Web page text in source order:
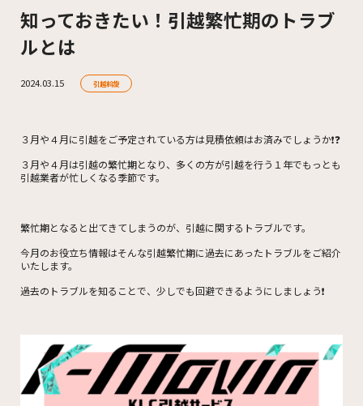
知っておきたい！引越繁忙期のトラブ
ルとは
2024.03.15 引越斡旋
３月や４月に引越をご予定されている方は見積依頼はお済みでしょうか❗❓
３月や４月は引越の繁忙期となり、多くの方が引越を行う１年でもっとも
引越業者が忙しくなる季節です。
繁忙期となると出てきてしまうのが、引越に関するトラブルです。
今月のお役立ち情報はそんな引越繁忙期に過去にあったトラブルをご紹介
いたします。
過去のトラブルを知ることで、少しでも回避できるようにしましょう❗